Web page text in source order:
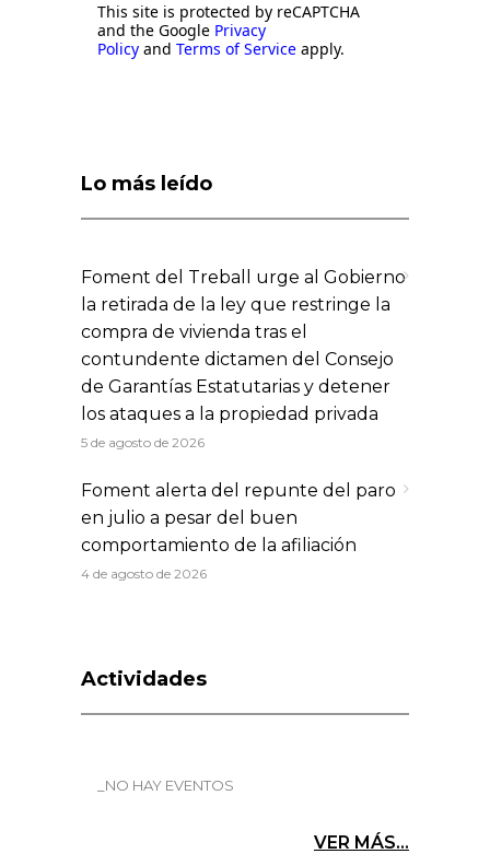
This site is protected by reCAPTCHA
and the Google Privacy
Policy and Terms of Service apply.
Lo más leído
Foment del Treball urge al Gobierno
la retirada de la ley que restringe la
compra de vivienda tras el
contundente dictamen del Consejo
de Garantías Estatutarias y detener
los ataques a la propiedad privada
5 de agosto de 2026
Foment alerta del repunte del paro
en julio a pesar del buen
comportamiento de la afiliación
4 de agosto de 2026
Actividades
_NO HAY EVENTOS
VER MÁS...